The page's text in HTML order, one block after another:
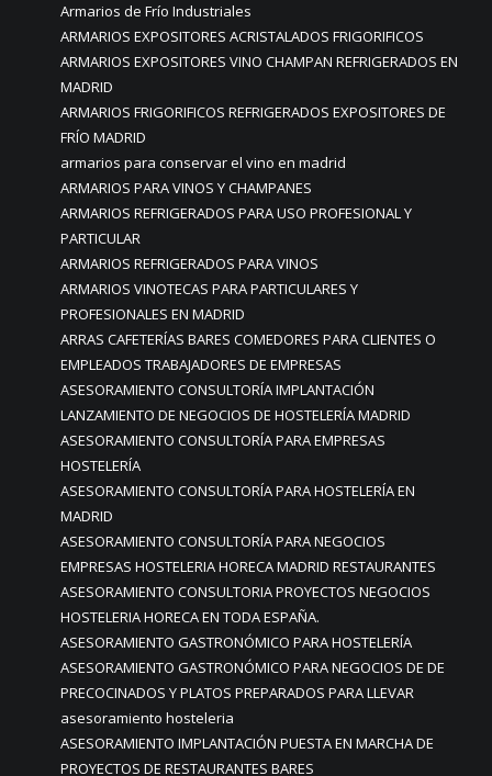
Armarios de Frío Industriales
ARMARIOS EXPOSITORES ACRISTALADOS FRIGORIFICOS
ARMARIOS EXPOSITORES VINO CHAMPAN REFRIGERADOS EN
MADRID
ARMARIOS FRIGORIFICOS REFRIGERADOS EXPOSITORES DE
FRÍO MADRID
armarios para conservar el vino en madrid
ARMARIOS PARA VINOS Y CHAMPANES
ARMARIOS REFRIGERADOS PARA USO PROFESIONAL Y
PARTICULAR
ARMARIOS REFRIGERADOS PARA VINOS
ARMARIOS VINOTECAS PARA PARTICULARES Y
PROFESIONALES EN MADRID
ARRAS CAFETERÍAS BARES COMEDORES PARA CLIENTES O
EMPLEADOS TRABAJADORES DE EMPRESAS
ASESORAMIENTO CONSULTORÍA IMPLANTACIÓN
LANZAMIENTO DE NEGOCIOS DE HOSTELERÍA MADRID
ASESORAMIENTO CONSULTORÍA PARA EMPRESAS
HOSTELERÍA
ASESORAMIENTO CONSULTORÍA PARA HOSTELERÍA EN
MADRID
ASESORAMIENTO CONSULTORÍA PARA NEGOCIOS
EMPRESAS HOSTELERIA HORECA MADRID RESTAURANTES
ASESORAMIENTO CONSULTORIA PROYECTOS NEGOCIOS
HOSTELERIA HORECA EN TODA ESPAÑA.
ASESORAMIENTO GASTRONÓMICO PARA HOSTELERÍA
ASESORAMIENTO GASTRONÓMICO PARA NEGOCIOS DE DE
PRECOCINADOS Y PLATOS PREPARADOS PARA LLEVAR
asesoramiento hosteleria
ASESORAMIENTO IMPLANTACIÓN PUESTA EN MARCHA DE
PROYECTOS DE RESTAURANTES BARES